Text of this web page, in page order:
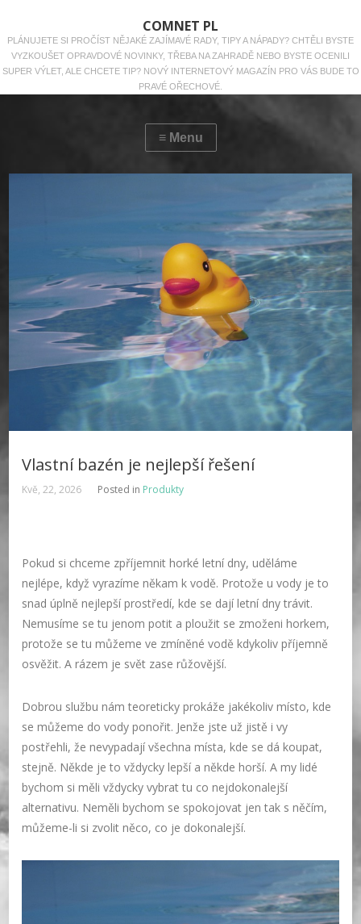
COMNET PL
PLÁNUJETE SI PROČÍST NĚJAKÉ ZAJÍMAVÉ RADY, TIPY A NÁPADY? CHTĚLI BYSTE
VYZKOUŠET OPRAVDOVÉ NOVINKY, TŘEBA NA ZAHRADĚ NEBO BYSTE OCENILI
SUPER VÝLET, ALE CHCETE TIP? NOVÝ INTERNETOVÝ MAGAZÍN PRO VÁS BUDE TO
PRAVÉ OŘECHOVÉ.
Vlastní bazén je nejlepší řešení
Kvě, 22, 2026 Posted in Produkty
Pokud si chceme zpříjemnit horké letní dny, uděláme
nejlépe, když vyrazíme někam k vodě. Protože u vody je to
snad úplně nejlepší prostředí, kde se dají letní dny trávit.
Nemusíme se tu jenom potit a ploužit se zmoženi horkem,
protože se tu můžeme ve zmíněné vodě kdykoliv příjemně
osvěžit. A rázem je svět zase růžovější.
Dobrou službu nám teoreticky prokáže jakékoliv místo, kde
se můžeme do vody ponořit. Jenže jste už jistě i vy
postřehli, že nevypadají všechna místa, kde se dá koupat,
stejně. Někde je to vždycky lepší a někde horší. A my lidé
bychom si měli vždycky vybrat tu co nejdokonalejší
alternativu. Neměli bychom se spokojovat jen tak s něčím,
můžeme-li si zvolit něco, co je dokonalejší.